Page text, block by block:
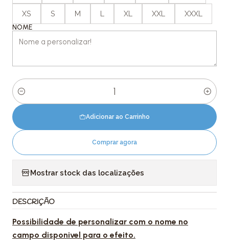
XS S M L XL XXL XXXL
NOME
Quantidade
Adicionar ao Carrinho
Comprar agora
Mostrar stock das localizações
DESCRIÇÃO
Possibilidade de personalizar com o nome no
campo disponivel para o efeito.